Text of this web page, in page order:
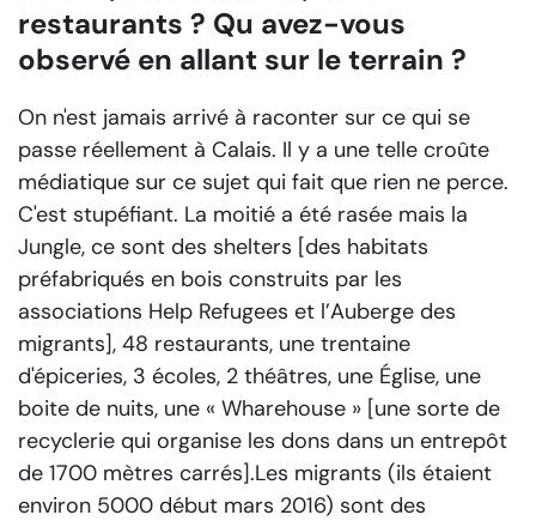
restaurants ? Qu avez-vous
observé en allant sur le terrain ?
On n'est jamais arrivé à raconter sur ce qui se
passe réellement à Calais. Il y a une telle croûte
médiatique sur ce sujet qui fait que rien ne perce.
C'est stupéfiant. La moitié a été rasée mais la
Jungle, ce sont des shelters [des habitats
préfabriqués en bois construits par les
associations Help Refugees et l’Auberge des
migrants], 48 restaurants, une trentaine
d'épiceries, 3 écoles, 2 théâtres, une Église, une
boite de nuits, une « Wharehouse » [une sorte de
recyclerie qui organise les dons dans un entrepôt
de 1700 mètres carrés].Les migrants (ils étaient
environ 5000 début mars 2016) sont des